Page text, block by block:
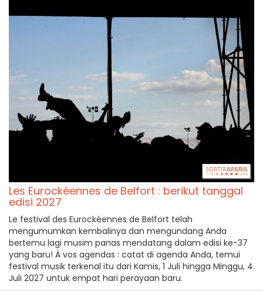
Les Eurockéennes de Belfort : berikut tanggal
edisi 2027
Le festival des Eurockéennes de Belfort telah
mengumumkan kembalinya dan mengundang Anda
bertemu lagi musim panas mendatang dalam edisi ke-37
yang baru! À vos agendas : catat di agenda Anda, temui
festival musik terkenal itu dari Kamis, 1 Juli hingga Minggu, 4
Juli 2027 untuk empat hari perayaan baru.